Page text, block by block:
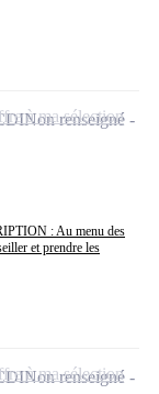
: Au menu des
et prendre les
Non renseigné
à ma sélection
Non renseigné
à ma sélection